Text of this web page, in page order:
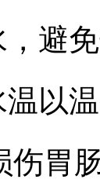
避
以
伤胃